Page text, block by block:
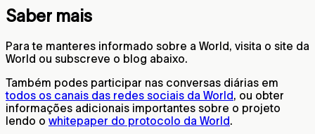
Saber mais
Para te manteres informado sobre a World, visita o site da
World ou subscreve o blog abaixo.
Também podes participar nas conversas diárias em
todos os canais das redes sociais da World, ou obter
informações adicionais importantes sobre o projeto
lendo o whitepaper do protocolo da World.